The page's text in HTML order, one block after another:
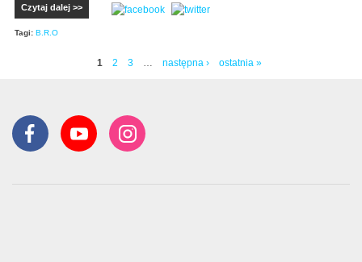
Czytaj dalej >>
Tagi: B.R.O
1 2 3 … następna › ostatnia »